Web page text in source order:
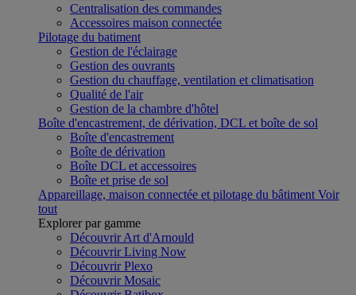
Centralisation des commandes
Accessoires maison connectée
Pilotage du batiment
Gestion de l'éclairage
Gestion des ouvrants
Gestion du chauffage, ventilation et climatisation
Qualité de l'air
Gestion de la chambre d'hôtel
Boîte d'encastrement, de dérivation, DCL et boîte de sol
Boîte d'encastrement
Boîte de dérivation
Boîte DCL et accessoires
Boîte et prise de sol
Appareillage, maison connectée et pilotage du bâtiment Voir
tout
Explorer par gamme
Découvrir Art d'Arnould
Découvrir Living Now
Découvrir Plexo
Découvrir Mosaic